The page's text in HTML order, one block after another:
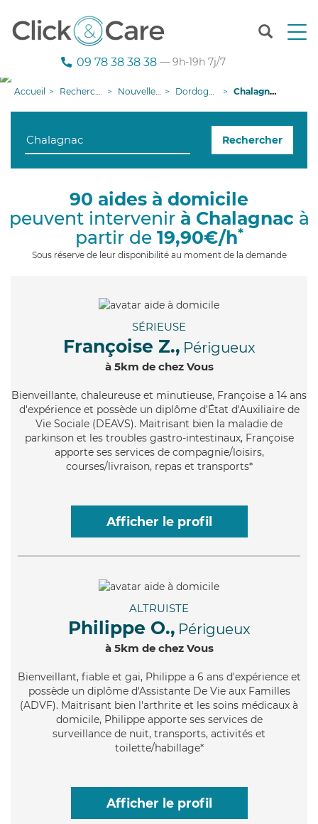
T
n
g
09 78 38 38 38 — 9h-19h 7j/7
Accueil Recherche aide à domicile Nouvelle-Aquitaine Dordogne Chalagnac
Rechercher
90 aides à domicile
peuvent intervenir à Chalagnacà
partir de 19,90€/h*
Sous réserve de leur disponibilité au moment de la demande
SÉRIEUSE
Françoise Z., Périgueux
à 5km de chez Vous
Bienveillante, chaleureuse et minutieuse, Françoise a 14 ans
d'expérience et possède un diplôme d'État d'Auxiliaire de
Vie Sociale (DEAVS). Maitrisant bien la maladie de
parkinson et les troubles gastro-intestinaux, Françoise
apporte ses services de compagnie/loisirs,
courses/livraison, repas et transports*
Afficher le profil
ALTRUISTE
Philippe O., Périgueux
à 5km de chez Vous
Bienveillant, fiable et gai, Philippe a 6 ans d'expérience et
possède un diplôme d'Assistante De Vie aux Familles
(ADVF). Maitrisant bien l'arthrite et les soins médicaux à
domicile, Philippe apporte ses services de
surveillance de nuit, transports, activités et
toilette/habillage*
Afficher le profil